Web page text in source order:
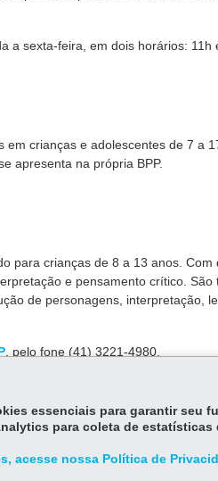
a sexta-feira, em dois horários: 11h
em crianças e adolescentes de 7 a
apresenta na própria BPP.
para crianças de 8 a 13 anos.
e pensamento crítico.
de personagens, interpretação,
, pelo fone (41) 3221-4980.
de cada atividade.
essenciais para garantir seu
para coleta de
acesse nossa Política de